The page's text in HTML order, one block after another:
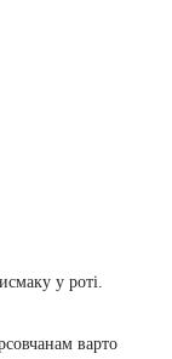
у роті.
варто